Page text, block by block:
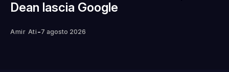
Dean lascia Google
Amir Ati -7 agosto 2026